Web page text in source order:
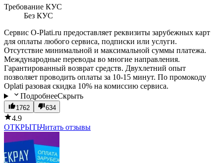
Требование КУС
Без КУС
Сервис O-Plati.ru предоставляет реквизиты зарубежных карт
для оплаты любого сервиса, подписки или услуги.
Отсутствие минимальной и максимальной суммы платежа.
Международные переводы во многие направления.
Гарантированный возврат средств. Двухлетний опыт
позволяет проводить оплаты за 10-15 минут. По промокоду
Oplati разовая скидка 10% на комиссию сервиса.
ПодробнееСкрыть
1762 634
4.9
ОТКРЫТЬЧитать отзывы